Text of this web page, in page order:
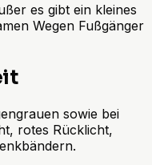
es gibt ein kleines
Wegen Fußgänger
sowie bei
rotes Rücklicht,